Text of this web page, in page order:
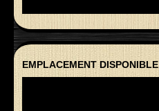
EMPLACEMENT DISPONIBLE